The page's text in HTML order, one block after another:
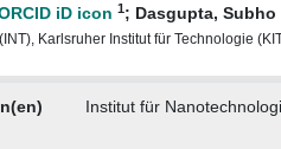
1; Dasgupta, Subho
Karlsruher Institut für Technologie
Institut für